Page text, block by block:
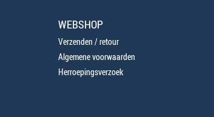
WEBSHOP
Verzenden / retour
Algemene voorwaarden
Herroepingsverzoek